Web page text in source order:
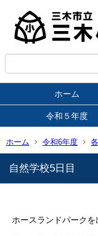
ホーム
令和５年度
ホーム 令和6年度
自然学校5日目
ホースランドパークを